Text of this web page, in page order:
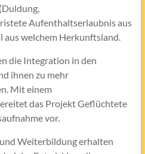
Aufenthaltserlaubnis aus
welchem Herkunftsland.
die Integration in den
ihnen zu mehr
Mit einem
das Projekt Geflüchtete
vor.
Weiterbildung erhalten